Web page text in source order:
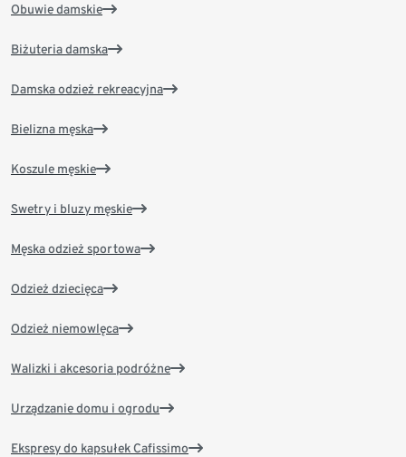
Obuwie damskie
Biżuteria damska
Damska odzież rekreacyjna
Bielizna męska
Koszule męskie
Swetry i bluzy męskie
Męska odzież sportowa
Odzież dziecięca
Odzież niemowlęca
Walizki i akcesoria podróżne
Urządzanie domu i ogrodu
Ekspresy do kapsułek Cafissimo